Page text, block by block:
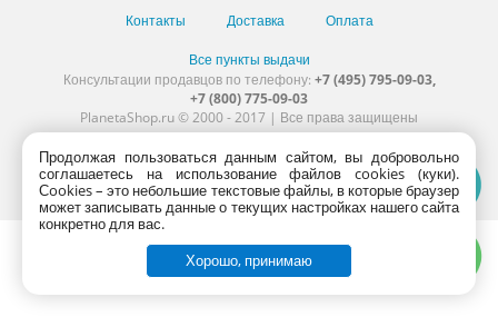
Контакты Доставка Оплата
Все пункты выдачи
Консультации продавцов по телефону: +7 (495) 795-09-03,
+7 (800) 775-09-03
PlanetaShop.ru © 2000 - 2017 | Все права защищены
Продолжая пользоваться данным сайтом, вы добровольно
соглашаетесь на использование файлов cookies (куки).
Сookies – это небольшие текстовые файлы, в которые браузер
может записывать данные о текущих настройках нашего сайта
конкретно для вас.
Хорошо, принимаю